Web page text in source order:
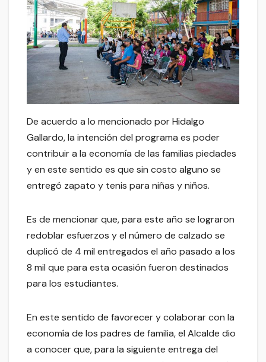
De acuerdo a lo mencionado por Hidalgo
Gallardo, la intención del programa es poder
contribuir a la economía de las familias piedades
y en este sentido es que sin costo alguno se
entregó zapato y tenis para niñas y niños.
Es de mencionar que, para este año se lograron
redoblar esfuerzos y el número de calzado se
duplicó de 4 mil entregados el año pasado a los
8 mil que para esta ocasión fueron destinados
para los estudiantes.
En este sentido de favorecer y colaborar con la
economía de los padres de familia, el Alcalde dio
a conocer que, para la siguiente entrega del